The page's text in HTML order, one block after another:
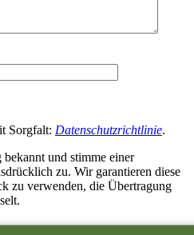
Sorgfalt: Datenschutzrichtlinie.
und stimme einer
zu. Wir garantieren diese
zu verwenden, die Übertragung